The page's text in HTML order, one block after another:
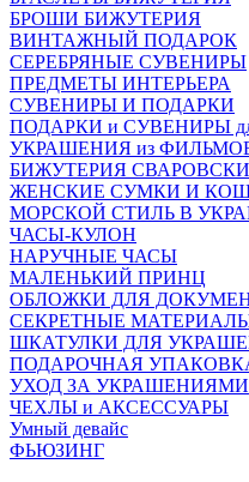
БРОШИ БИЖУТЕРИЯ
ВИНТАЖНЫЙ ПОДАРОК
СЕРЕБРЯНЫЕ СУВЕНИРЫ
ПРЕДМЕТЫ ИНТЕРЬЕРА
СУВЕНИРЫ И ПОДАРКИ
ПОДАРКИ и СУВЕНИРЫ
УКРАШЕНИЯ из
БИЖУТЕРИЯ СВАРОВСКИ
ЖЕНСКИЕ СУМКИ И
МОРСКОЙ СТИЛЬ В
ЧАСЫ-КУЛОН
НАРУЧНЫЕ ЧАСЫ
МАЛЕНЬКИЙ ПРИНЦ
ОБЛОЖКИ ДЛЯ
СЕКРЕТНЫЕ
ШКАТУЛКИ ДЛЯ
ПОДАРОЧНАЯ
УХОД ЗА УКРАШЕНИЯМИ
ЧEХЛЫ и АКСЕССУАРЫ
Умный девайс
ФЬЮЗИНГ